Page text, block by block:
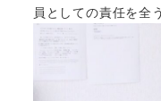
員としての責任を全